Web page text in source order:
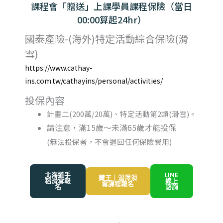
課程會「贈送」上課學員課程保險（當日
00:00算起24hr）
國泰產險-(海外)特定活動綜合保險(滑
雪)
https://www.cathay-
ins.com.tw/cathayins/personal/activities/
投保內容
計畫二(200萬/20萬)、特定活動第2類(滑雪)。
請注意，滿15歲～未滿65歲才能投保
(無法投保者，不會退回任何保險費用)
北海道手
稻滑雪報
名
藏王｜湯澤滑
雪課程報名
LINE
線上
諮詢